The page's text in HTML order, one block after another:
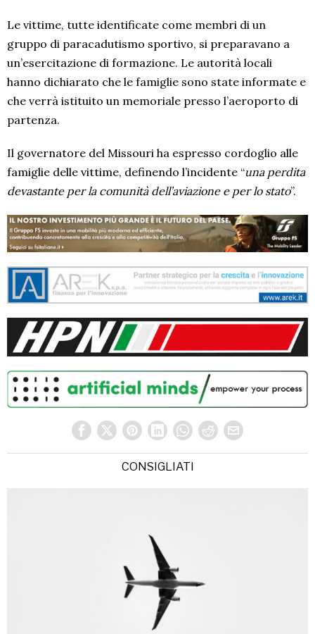
Le vittime, tutte identificate come membri di un
gruppo di paracadutismo sportivo, si preparavano a
un’esercitazione di formazione. Le autorità locali
hanno dichiarato che le famiglie sono state informate e
che verrà istituito un memoriale presso l’aeroporto di
partenza.
Il governatore del Missouri ha espresso cordoglio alle
famiglie delle vittime, definendo l’incidente “una perdita
devastante per la comunità dell’aviazione e per lo stato”.
CONSIGLIATI